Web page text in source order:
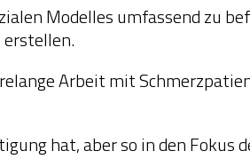
Modelles umfassend zu
Arbeit mit
hat, aber so in den Fokus